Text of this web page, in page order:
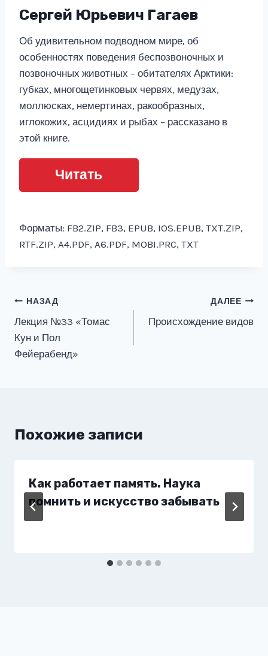
Сергей Юрьевич Гагаев
Об удивительном подводном мире, об
особенностях поведения беспозвоночных и
позвоночных животных – обитателях Арктики:
губках, многощетинковых червях, медузах,
моллюсках, немертинах, ракообразных,
иглокожих, асцидиях и рыбах – рассказано в
этой книге.
Читать
Форматы: FB2.ZIP, FB3, EPUB, IOS.EPUB, TXT.ZIP,
RTF.ZIP, A4.PDF, A6.PDF, MOBI.PRC, TXT
Навигация
по
записям
НАЗАД
Лекция №33 «Томас
Кун и Пол
Фейерабенд»
ДАЛЕЕ
Происхождение видов
Похожие записи
Как работает память. Наука
помнить и искусство забывать